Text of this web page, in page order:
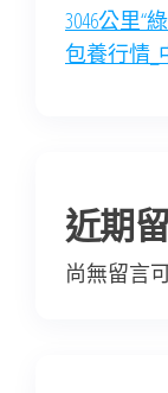
3046公里“
包養行情_
近期
尚無留言